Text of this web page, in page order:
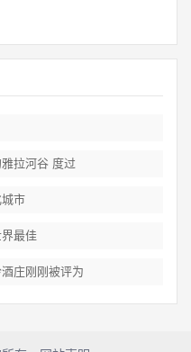
拉河谷 度过
市
最佳
庄刚刚被评为